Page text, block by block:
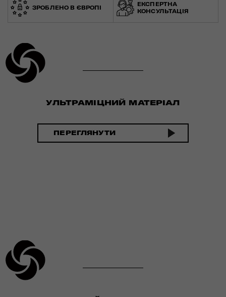
ЗРОБЛЕНО В ЄВРОПІ
ЕКСПЕРТНА
КОНСУЛЬТАЦІЯ
УЛЬТРАМІЦНИЙ МАТЕРІАЛ
ПЕРЕГЛЯНУТИ